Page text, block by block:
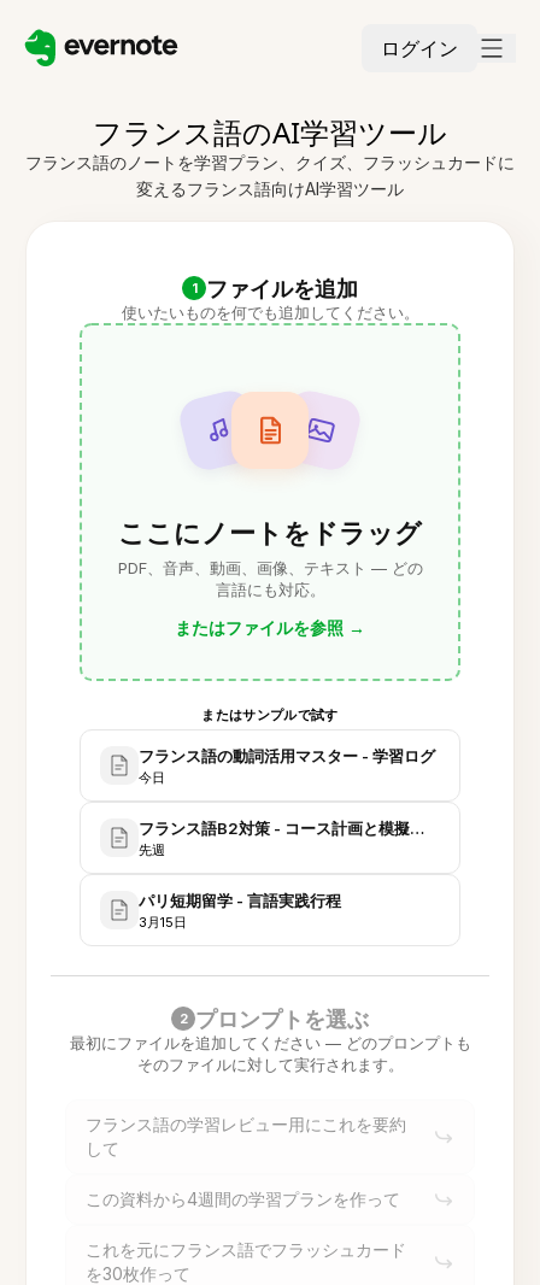
ログイン
フランス語のAI学習ツール
フランス語のノートを学習プラン、クイズ、フラッシュカードに
変えるフランス語向けAI学習ツール
1 ファイルを追加
使いたいものを何でも追加してください。
ここにノートをドラッグ
PDF、音声、動画、画像、テキスト — どの
言語にも対応。
またはファイルを参照 →
またはサンプルで試す
フランス語の動詞活用マスター - 学習ログ
今日
フランス語B2対策 - コース計画と模擬試験
先週
パリ短期留学 - 言語実践行程
3月15日
2 プロンプトを選ぶ
最初にファイルを追加してください — どのプロンプトも
そのファイルに対して実行されます。
フランス語の学習レビュー用にこれを要約
して
この資料から4週間の学習プランを作って
これを元にフランス語でフラッシュカード
を30枚作って